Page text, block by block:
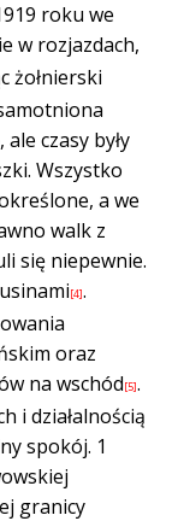
roku we
w rozjazdach,
żołnierski
czasy były
Wszystko
a we
walk z
się niepewnie.
[4].
oraz
na wschód[5].
i działalnością
spokój. 1
granicy